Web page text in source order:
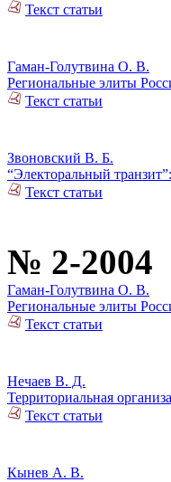
Текст статьи
Гаман-Голутвина О. В.
Региональные элиты
Текст статьи
Звоновский В. Б.
“Электоральный
Текст статьи
№ 2-2004
Гаман-Голутвина О. В.
Региональные элиты
Текст статьи
Нечаев В. Д.
Территориальная
Текст статьи
Кынев А. В.